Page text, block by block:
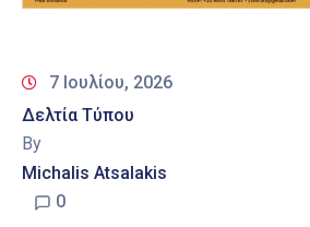
Επικοινωνία
7 Ιουλίου, 2026
Δελτία Τύπου
By
Michalis Atsalakis
0